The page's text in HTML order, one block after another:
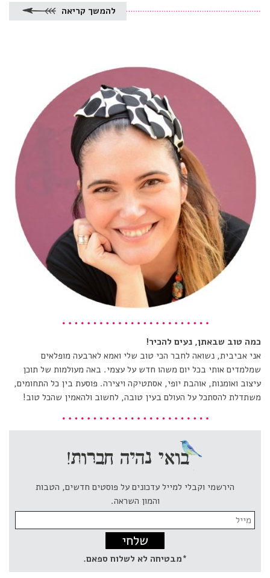
להמשך קריאה
כמה טוב שבאתן, נעים להכיר!
אני אביבית, נשואה לחבר הכי טוב שלי ואמא לארבעה מופלאים
שמלמדים אותי בכל יום משהו חדש על עצמי. באה מעולמות של תוכן
עיצוב ואומנות, אוהבת יופי, אסתטיקה ויצירה. פוסעת בין כל התחומים,
משתדלת להסתכל על העולם בעין טובה, לחשוב ולהאמין שהכל טוב!
הירשמי וקבלי למייל עדכונים על פוסטים חדשים, הטבות
והמון השראה.
Email
address:
*מבטיחה לא לשלוח ספאם.